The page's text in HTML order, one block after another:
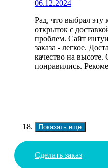
06.12.2024
Рад, что выбрал эту
открыток с
проблем. Сайт
заказа - легкое.
качество на
понравились.
Показать еще
Сделать заказ